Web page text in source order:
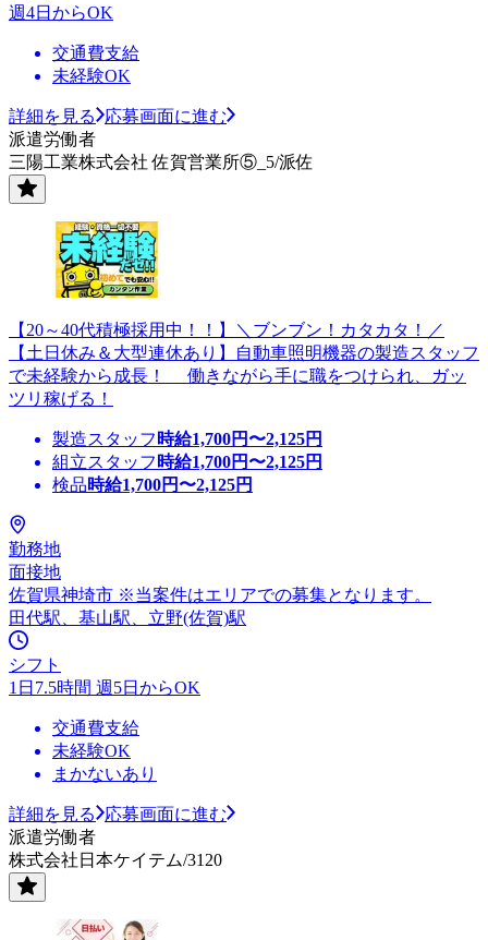
週4日からOK
交通費支給
未経験OK
詳細を見る
応募画面に進む
派遣労働者
三陽工業株式会社 佐賀営業所⑤_5/派佐
【20～40代積極採用中！！】＼ブンブン！カタカタ！／
【土日休み＆大型連休あり】自動車照明機器の製造スタッフ
で未経験から成長！ 働きながら手に職をつけられ、ガッ
ツリ稼げる！
製造スタッフ 時給1,700円〜2,125円
組立スタッフ 時給1,700円〜2,125円
検品時給1,700円〜2,125円
勤務地
面接地
佐賀県神埼市 ※当案件はエリアでの募集となります。
田代駅、基山駅、立野(佐賀)駅
シフト
1日7.5時間 週5日からOK
交通費支給
未経験OK
まかないあり
詳細を見る
応募画面に進む
派遣労働者
株式会社日本ケイテム/3120